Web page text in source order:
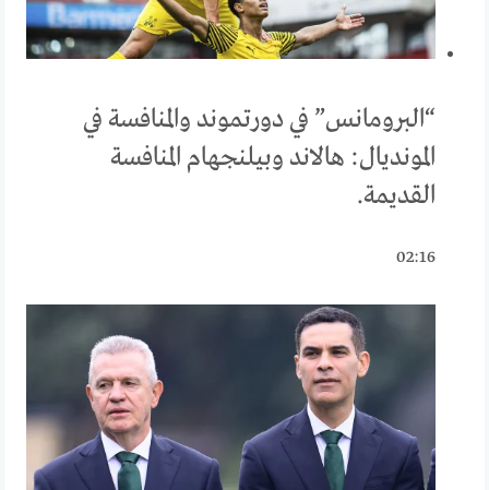
“البرومانس” في دورتموند والمنافسة في
المونديال: هالاند وبيلنجهام المنافسة
القديمة.
02:16